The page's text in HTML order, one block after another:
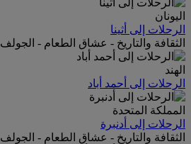
اليونان
الرحلات إلى أثينا
الثقافة والتاريخ - عشاق الطعام - الجولف
الهند
الرحلات إلى أحمد أباد
المملكة المتحدة
الرحلات إلى أدنبرة
الثقافة والتاريخ - عشاق الطعام - الجولف